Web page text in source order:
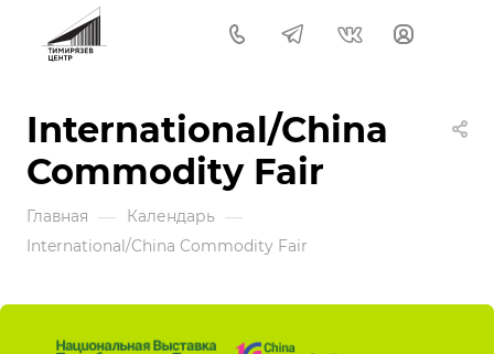
International/China
Commodity Fair
Главная — Календарь —
International/China Commodity Fair